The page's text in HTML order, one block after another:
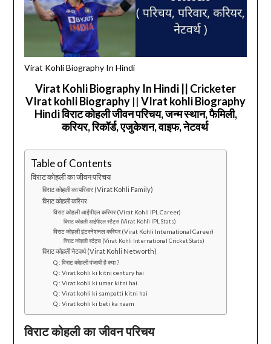
Virat Kohli Biography In Hindi
Virat Kohli Biography In Hindi || Cricketer
VIrat kohli Biography || VIrat kohli Biography
Hindi विराट कोहली जीवन परिचय, जन्म स्थान, फैमिली,
करियर, रिकॉर्ड, एजुकेशन, वाइफ, नेटवर्थ
Table of Contents
विराट कोहली का जीवन परिचय
विराट कोहली का परिवार (Virat Kohli Family)
विराट कोहली करियर
विराट कोहली आईपीएल करियर (Virat Kohli IPL Career)
विराट कोहली आईपीएल स्टैट्स (Virat Kohli IPL Stats)
विराट कोहली इंटरनेशनल करियर (Virat Kohli International Career)
विराट कोहली स्टैट्स (Virat Kohli International Cricket Stats)
विराट कोहली नेटवर्थ (Virat Kohli Networth)
Q : विराट कोहली पंजाबी है क्या ?
Q : Virat kohli ki kitni century hai
Q : Virat kohli ki umar kitni hai
Q : Virat kohli ki sampatti kitni hai
Q : Virat kohli ki beti ka naam
विराट कोहली का जीवन परिचय